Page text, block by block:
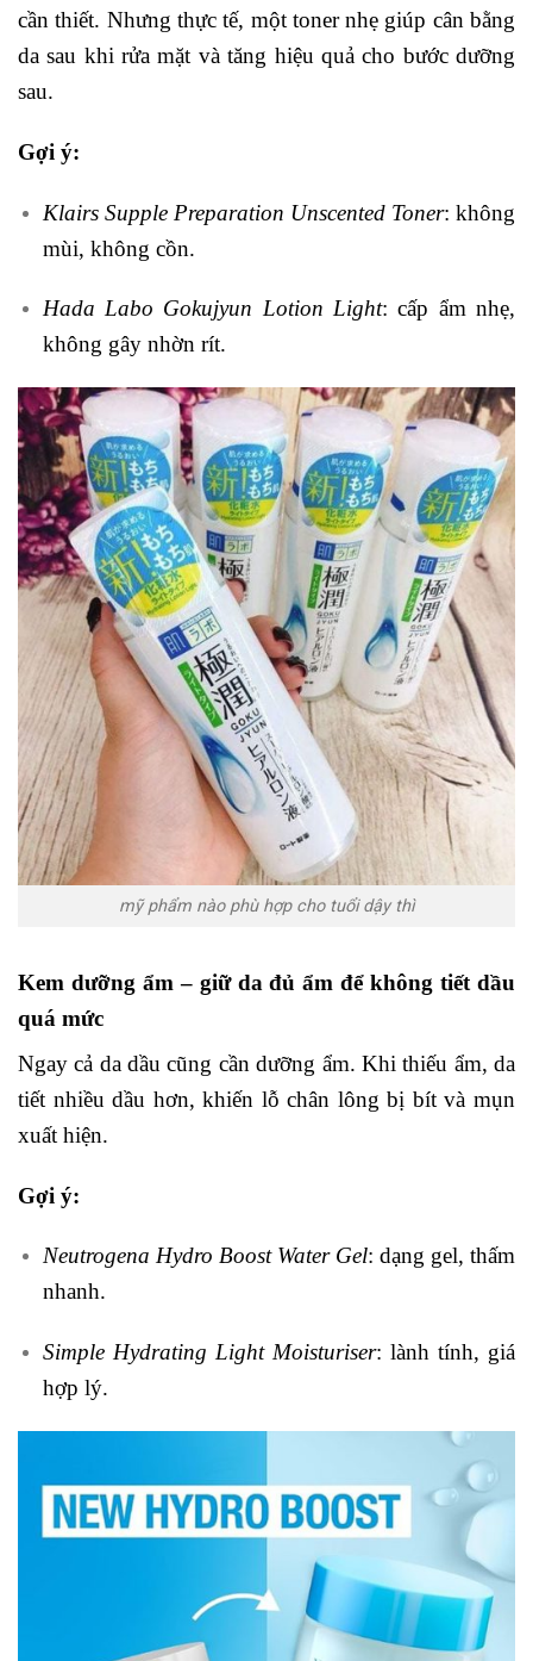
cần thiết. Nhưng thực tế, một toner nhẹ giúp cân bằng
da sau khi rửa mặt và tăng hiệu quả cho bước dưỡng
sau.
Gợi ý:
Klairs Supple Preparation Unscented Toner: không
mùi, không cồn.
Hada Labo Gokujyun Lotion Light: cấp ẩm nhẹ,
không gây nhờn rít.
mỹ phẩm nào phù hợp cho tuổi dậy thì
Kem dưỡng ẩm – giữ da đủ ẩm để không tiết dầu
quá mức
Ngay cả da dầu cũng cần dưỡng ẩm. Khi thiếu ẩm, da
tiết nhiều dầu hơn, khiến lỗ chân lông bị bít và mụn
xuất hiện.
Gợi ý:
Neutrogena Hydro Boost Water Gel: dạng gel, thấm
nhanh.
Simple Hydrating Light Moisturiser: lành tính, giá
hợp lý.